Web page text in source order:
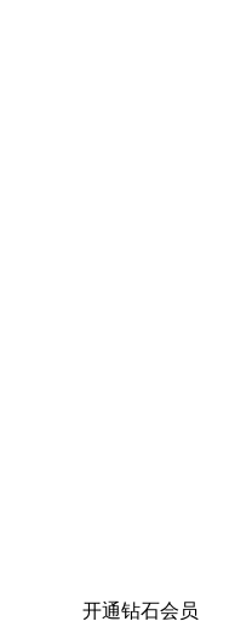
开通钻石会员